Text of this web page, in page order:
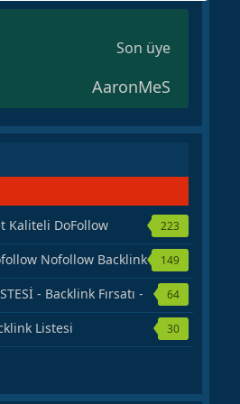
Son üye
AaronMeS
Kaliteli DoFollow
223
Nofollow Backlink
149
- Backlink Fırsatı -
64
Listesi 30